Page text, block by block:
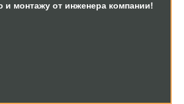
и монтажу от инженера компании!